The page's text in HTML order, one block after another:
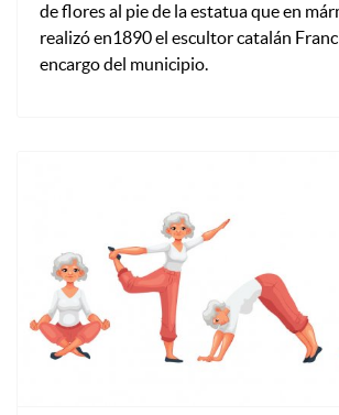
de flores al pie de la estatua que en
realizó en1890 el escultor catalán
encargo del municipio.